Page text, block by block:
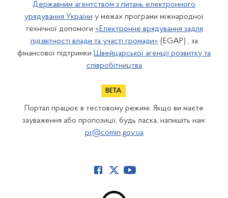
Державним агентством з питань електронного
урядування України у межах програми міжнародної
технічної допомоги «Електронне врядування задля
підзвітності влади та участі громади» (EGAP) , за
фінансової підтримки Швейцарської агенції розвитку та
співробітництва
Портал працює в тестовому режимі. Якщо ви маєте
зауваження або пропозиції, будь ласка, напишіть нам:
pr@comin.gov.ua